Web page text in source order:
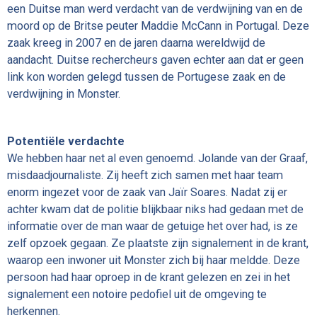
een Duitse man werd verdacht van de verdwijning van en de
moord op de Britse peuter Maddie McCann in Portugal. Deze
zaak kreeg in 2007 en de jaren daarna wereldwijd de
aandacht. Duitse rechercheurs gaven echter aan dat er geen
link kon worden gelegd tussen de Portugese zaak en de
verdwijning in Monster.
Potentiële verdachte
We hebben haar net al even genoemd. Jolande van der Graaf,
misdaadjournaliste. Zij heeft zich samen met haar team
enorm ingezet voor de zaak van Jaïr Soares. Nadat zij er
achter kwam dat de politie blijkbaar niks had gedaan met de
informatie over de man waar de getuige het over had, is ze
zelf opzoek gegaan. Ze plaatste zijn signalement in de krant,
waarop een inwoner uit Monster zich bij haar meldde. Deze
persoon had haar oproep in de krant gelezen en zei in het
signalement een notoire pedofiel uit de omgeving te
herkennen.